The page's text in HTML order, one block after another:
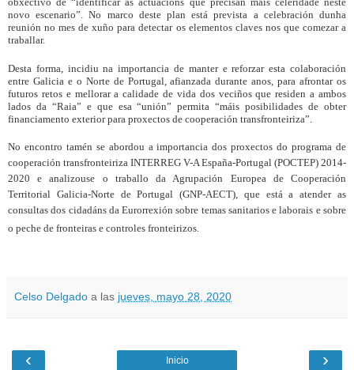
novo escenario”. No marco deste plan está prevista a celebración dunha
reunión no mes de xuño para detectar os elementos claves nos que comezar a
traballar.
Desta forma, incidiu na importancia de manter e reforzar esta colaboración
entre Galicia e o Norte de Portugal, afianzada durante anos, para afrontar os
futuros retos e mellorar a calidade de vida dos veciños que residen a ambos
lados da “Raia” e que esa “unión” permita “máis posibilidades de obter
financiamento exterior para proxectos de cooperación transfronteiriza”.
No encontro tamén se abordou a importancia dos proxectos do programa de
cooperación transfronteiriza INTERREG V-A España-Portugal (POCTEP) 2014-
2020 e analizouse o traballo da Agrupación Europea de Cooperación
Territorial Galicia-Norte de Portugal (GNP-AECT), que está a atender as
consultas dos cidadáns da Eurorrexión sobre temas sanitarios e laborais e sobre
o peche de fronteiras e controles fronteirizos.
Celso Delgado a las jueves, mayo 28, 2020
‹ ›
Inicio